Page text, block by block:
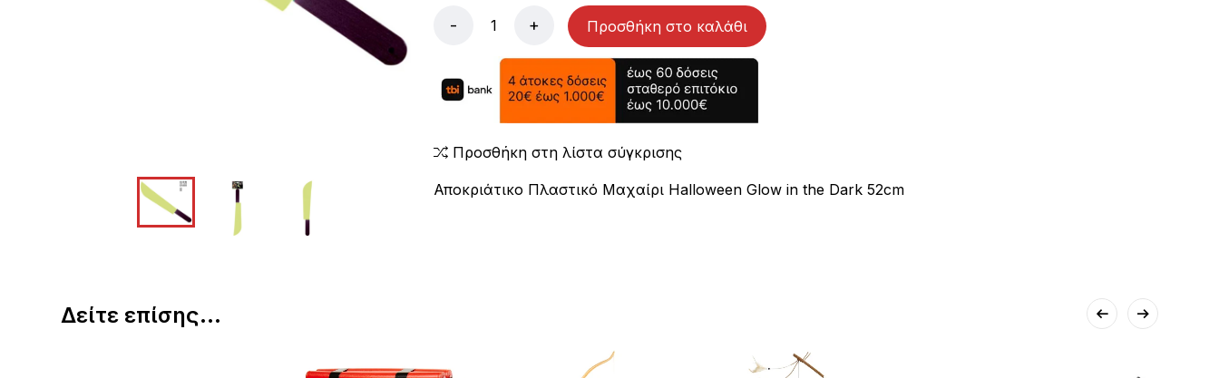
- + Προσθήκη στο καλάθι
Προσθήκη στη λίστα σύγκρισης
Αποκριάτικο Πλαστικό Μαχαίρι Halloween Glow in the Dark 52cm
Δείτε επίσης...